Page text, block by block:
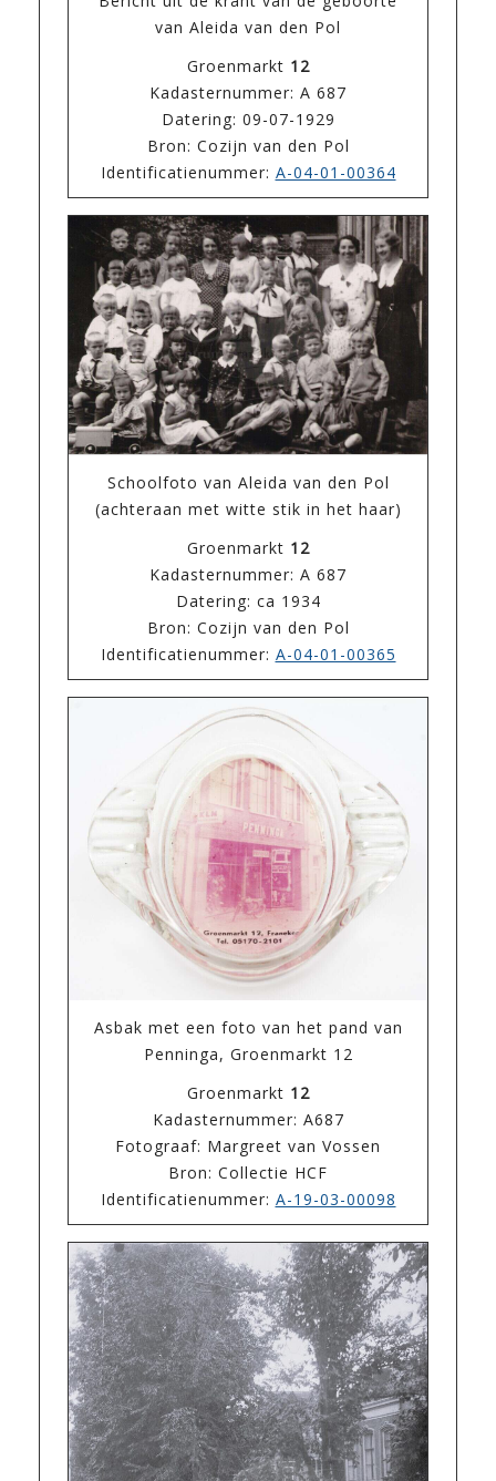
van Aleida van den Pol
Groenmarkt 12
Kadasternummer: A 687
Datering: 09-07-1929
Bron: Cozijn van den Pol
Identificatienummer: A-04-01-00364
Schoolfoto van Aleida van den Pol
(achteraan met witte stik in het haar)
Groenmarkt 12
Kadasternummer: A 687
Datering: ca 1934
Bron: Cozijn van den Pol
Identificatienummer: A-04-01-00365
Asbak met een foto van het pand van
Penninga, Groenmarkt 12
Groenmarkt 12
Kadasternummer: A687
Fotograaf: Margreet van Vossen
Bron: Collectie HCF
Identificatienummer: A-19-03-00098